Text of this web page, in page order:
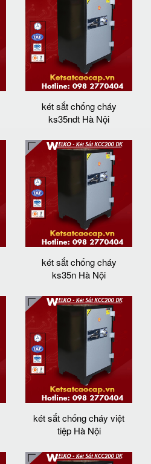
két sắt chống cháy
ks35ndt Hà Nội
két sắt chống cháy
ks35n Hà Nội
két sắt chống cháy việt
tiệp Hà Nội